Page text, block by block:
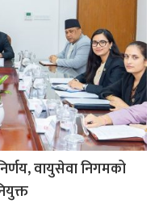
वायुसेवा निगमको